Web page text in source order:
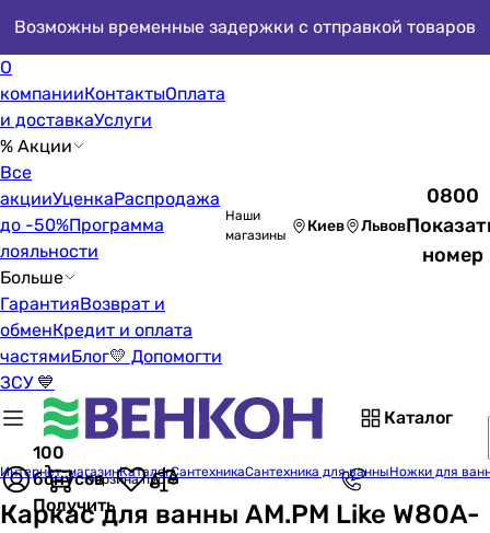
Возможны временные задержки с отправкой товаров
О
компанииКонтактыОплата
и доставкаУслуги
% Акции
Все
акцииУценкаРаспродажа
до -50%Программа
лояльности
Больше
ГарантияВозврат и
обменКредит и оплата
частямиБлог💛 Допомогти
ЗСУ 💙
Наши
магазины
Киев Львов
0800
номер
Каталог
100
бонусов
Получить
Корзина пуста
Интернет-магазинКаталогСантехникаСантехника для ванныНожки для
Каркас для ванны AM.PM Like W80A-